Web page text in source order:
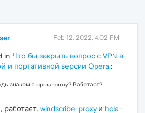
Feb 12, 2022, 4:02 PM
in Что бы закрыть вопрос с VPN в
и портативной версии Opera.:
знаком с opera-proxy? Работает?
работает. windscribe-proxyи hola-